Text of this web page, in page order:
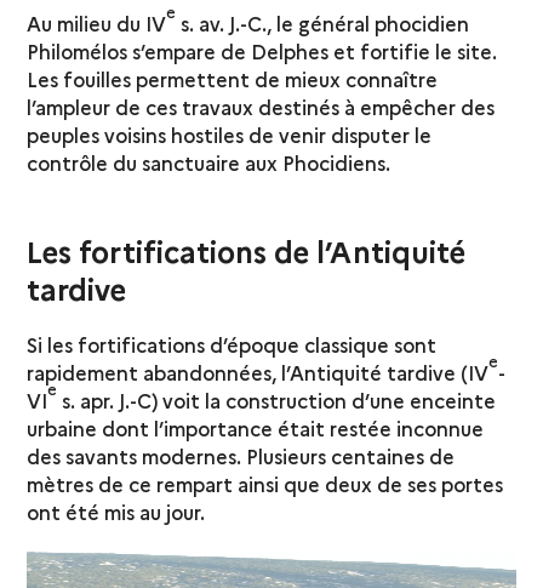
Au milieu du IVe s. av. J.-C., le général phocidien
Philomélos s’empare de Delphes et fortifie le site.
Les fouilles permettent de mieux connaître
l’ampleur de ces travaux destinés à empêcher des
peuples voisins hostiles de venir disputer le
contrôle du sanctuaire aux Phocidiens.
Les fortifications de l’Antiquité
tardive
Si les fortifications d’époque classique sont
rapidement abandonnées, l’Antiquité tardive (IVe-
VIe s. apr. J.-C) voit la construction d’une enceinte
urbaine dont l’importance était restée inconnue
des savants modernes. Plusieurs centaines de
mètres de ce rempart ainsi que deux de ses portes
ont été mis au jour.